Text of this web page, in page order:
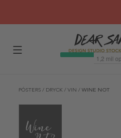
PÓSTERS / DRYCK / VIN / WINE NOT